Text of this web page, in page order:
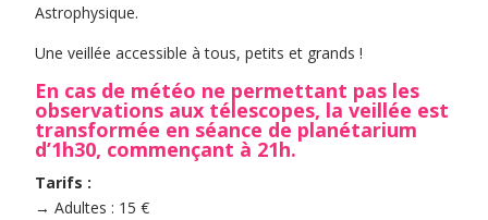
Astrophysique.
Une veillée accessible à tous, petits et grands !
En cas de météo ne permettant pas les
observations aux télescopes, la veillée est
transformée en séance de planétarium
d’1h30, commençant à 21h.
Tarifs :
→ Adultes : 15 €